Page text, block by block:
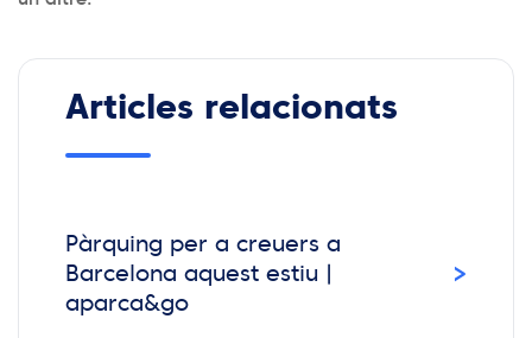
Articles relacionats
Pàrquing per a creuers a
Barcelona aquest estiu |
aparca&go
›